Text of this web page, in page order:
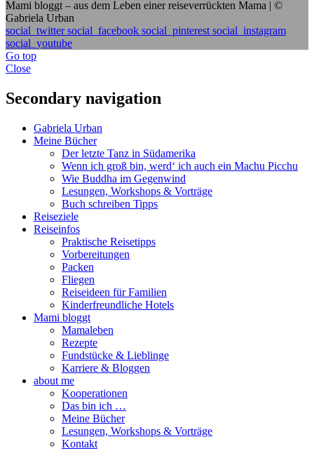
Mami bloggt – aus dem Leben einer reiseverrückten Mama | ©
Gabriela Urban
social_twittersocial_facebook social_pinterestsocial_instagram
social_youtube
Go top
Close
Secondary navigation
Gabriela Urban
Meine Bücher
Der letzte Tanz in Südamerika
Wenn ich groß bin, werd‘ ich auch ein Machu Picchu
Wie Buddha im Gegenwind
Lesungen, Workshops & Vorträge
Buch schreiben Tipps
Reiseziele
Reiseinfos
Praktische Reisetipps
Vorbereitungen
Packen
Fliegen
Reiseideen für Familien
Kinderfreundliche Hotels
Mami bloggt
Mamaleben
Rezepte
Fundstücke & Lieblinge
Karriere & Bloggen
about me
Kooperationen
Das bin ich …
Meine Bücher
Lesungen, Workshops & Vorträge
Kontakt